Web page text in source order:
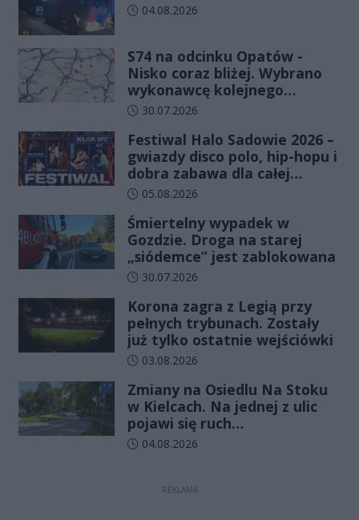
Data dodania artykułu:
04.08.2026
S74 na odcinku Opatów -
Nisko coraz bliżej. Wybrano
wykonawcę kolejnego
odcinka
Data dodania artykułu:
30.07.2026
Festiwal Halo Sadowie 2026 –
gwiazdy disco polo, hip-hopu i
dobra zabawa dla całej
rodziny!
Data dodania artykułu:
05.08.2026
Śmiertelny wypadek w
Gozdzie. Droga na starej
„siódemce” jest zablokowana
Data dodania artykułu:
30.07.2026
Korona zagra z Legią przy
pełnych trybunach. Zostały
już tylko ostatnie wejściówki
Data dodania artykułu:
03.08.2026
Zmiany na Osiedlu Na Stoku
w Kielcach. Na jednej z ulic
pojawi się ruch
jednokierunkowy
Data dodania artykułu:
04.08.2026
REKLAMA